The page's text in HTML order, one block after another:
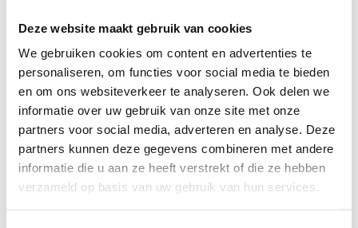
Deze website maakt gebruik van cookies
We gebruiken cookies om content en advertenties te
personaliseren, om functies voor social media te bieden
en om ons websiteverkeer te analyseren. Ook delen we
informatie over uw gebruik van onze site met onze
partners voor social media, adverteren en analyse. Deze
partners kunnen deze gegevens combineren met andere
informatie die u aan ze heeft verstrekt of die ze hebben
verzameld op basis van uw gebruik van hun services.
Specificaties
Schermdiagonaal:
14.0 inch (35,6 cm)
Scherm resolutie:
1366 x 768 (HD)
Touchscreen:
-
Scherm reflectie:
Ontspiegeld
Scherm omklapbaar:
-